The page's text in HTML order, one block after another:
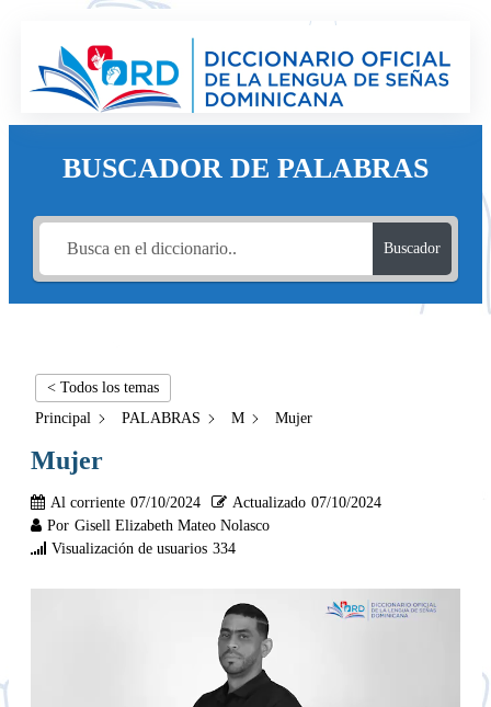
BUSCADOR DE PALABRAS
Buscador
< Todos los temas
Principal
PALABRAS M Mujer
Mujer
Al corriente 07/10/2024 Actualizado 07/10/2024
Por Gisell Elizabeth Mateo Nolasco
Visualización de usuarios 334